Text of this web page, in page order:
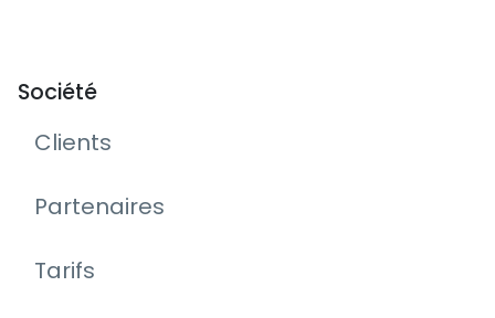
Société
Clients
Partenaires
Tarifs